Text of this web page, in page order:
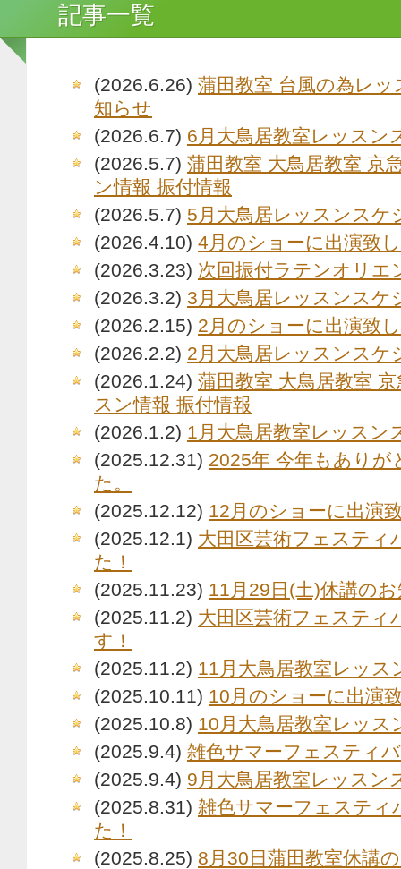
記事一覧
(2026.6.26) 蒲田教室 台風の為レ
知らせ
(2026.6.7) 6月大鳥居教室レッスン
(2026.5.7) 蒲田教室 大鳥居教室 京
ン情報 振付情報
(2026.5.7) 5月大鳥居レッスンスケ
(2026.4.10) 4月のショーに出演致
(2026.3.23) 次回振付ラテンオリエ
(2026.3.2) 3月大鳥居レッスンスケ
(2026.2.15) 2月のショーに出演致
(2026.2.2) 2月大鳥居レッスンスケ
(2026.1.24) 蒲田教室 大鳥居教室
スン情報 振付情報
(2026.1.2) 1月大鳥居教室レッスン
(2025.12.31) 2025年 今年もありが
た。
(2025.12.12) 12月のショーに出演
(2025.12.1) 大田区芸術フェスティ
た！
(2025.11.23) 11月29日(土)休講の
(2025.11.2) 大田区芸術フェスティ
す！
(2025.11.2) 11月大鳥居教室レッス
(2025.10.11) 10月のショーに出演
(2025.10.8) 10月大鳥居教室レッス
(2025.9.4) 雑色サマーフェスティ
(2025.9.4) 9月大鳥居教室レッスン
(2025.8.31) 雑色サマーフェスティ
た！
(2025.8.25) 8月30日蒲田教室休講